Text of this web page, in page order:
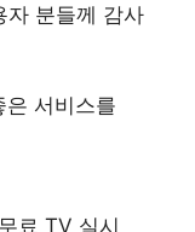
자 분들께 감사
서비스를
료 TV 실시